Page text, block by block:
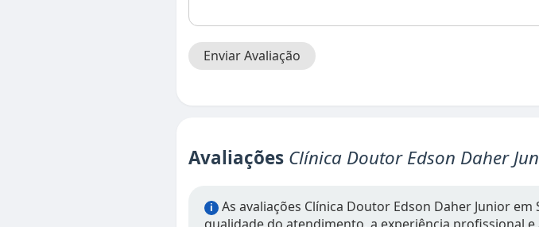
Enviar Avaliação
Avaliações Clínica Doutor Edson Daher
i
As avaliações Clínica Doutor Edson Daher Junior